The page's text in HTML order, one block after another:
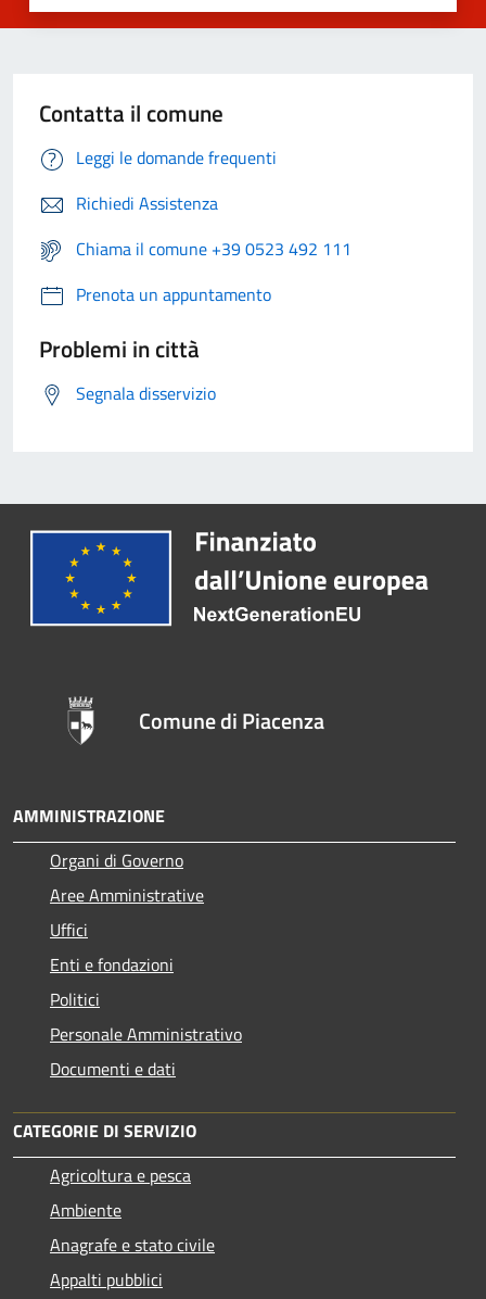
Contatta il comune
Leggi le domande frequenti
Richiedi Assistenza
Chiama il comune +39 0523 492 111
Prenota un appuntamento
Problemi in città
Segnala disservizio
Comune di Piacenza
AMMINISTRAZIONE
Organi di Governo
Aree Amministrative
Uffici
Enti e fondazioni
Politici
Personale Amministrativo
Documenti e dati
CATEGORIE DI SERVIZIO
Agricoltura e pesca
Ambiente
Anagrafe e stato civile
Appalti pubblici